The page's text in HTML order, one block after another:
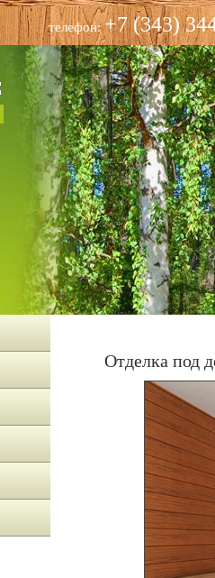
телефон:+7 (343)
Отделка под